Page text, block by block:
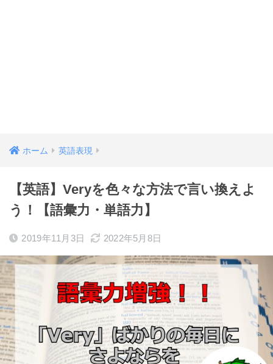
ホーム 英語表現
【英語】Veryを色々な方法で言い換えよ
う！【語彙力・単語力】
2019年11月3日 2022年5月8日